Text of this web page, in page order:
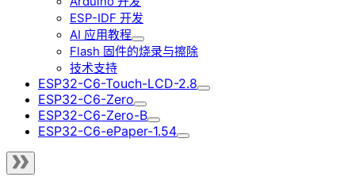
ESP-IDF 开发
AI 应用教程
Flash 固件的烧录与擦除
技术支持
ESP32-C6-Touch-LCD-2.8
ESP32-C6-Zero
ESP32-C6-Zero-B
ESP32-C6-ePaper-1.54